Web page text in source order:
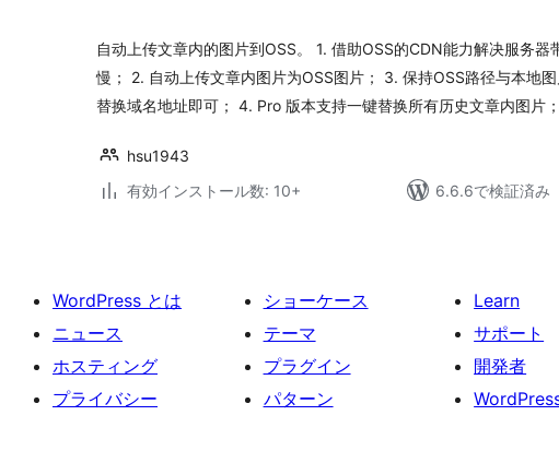
自动上传文章内的图片到OSS。 1. 借助OSS的CDN能力解决服务器
慢； 2. 自动上传文章内图片为OSS图片； 3. 保持OSS路径与本地
替换域名地址即可； 4. Pro 版本支持一键替换所有历史文章内图片
hsu1943
有効インストール数: 10+
6.6.6で検証済み
WordPress とは
ニュース
ホスティング
プライバシー
ショーケース
テーマ
プラグイン
パターン
Learn
サポート
開発者